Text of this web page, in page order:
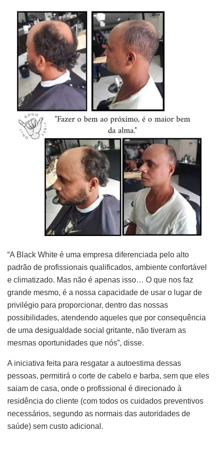
“A Black White é uma empresa diferenciada pelo alto
padrão de profissionais qualificados, ambiente confortável
e climatizado. Mas não é apenas isso… O que nos faz
grande mesmo, é a nossa capacidade de usar o lugar de
privilégio para proporcionar, dentro das nossas
possibilidades, atendendo aqueles que por consequência
de uma desigualdade social gritante, não tiveram as
mesmas oportunidades que nós”, disse.
A iniciativa feita para resgatar a autoestima dessas
pessoas, permitirá o corte de cabelo e barba, sem que eles
saiam de casa, onde o profissional é direcionado à
residência do cliente (com todos os cuidados preventivos
necessários, segundo as normais das autoridades de
saúde) sem custo adicional.